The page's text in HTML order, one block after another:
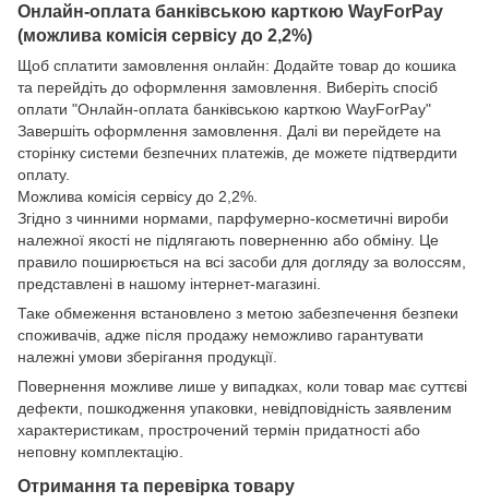
Онлайн-оплата банківською карткою WayForPay
(можлива комісія сервісу до 2,2%)
Щоб сплатити замовлення онлайн: Додайте товар до кошика
та перейдіть до оформлення замовлення. Виберіть спосіб
оплати "Онлайн-оплата банківською карткою WayForPay"
Завершіть оформлення замовлення. Далі ви перейдете на
сторінку системи безпечних платежів, де можете підтвердити
оплату.
Можлива комісія сервісу до 2,2%.
Згідно з чинними нормами, парфумерно-косметичні вироби
належної якості не підлягають поверненню або обміну. Це
правило поширюється на всі засоби для догляду за волоссям,
представлені в нашому інтернет-магазині.
Таке обмеження встановлено з метою забезпечення безпеки
споживачів, адже після продажу неможливо гарантувати
належні умови зберігання продукції.
Повернення можливе лише у випадках, коли товар має суттєві
дефекти, пошкодження упаковки, невідповідність заявленим
характеристикам, прострочений термін придатності або
неповну комплектацію.
Отримання та перевірка товару